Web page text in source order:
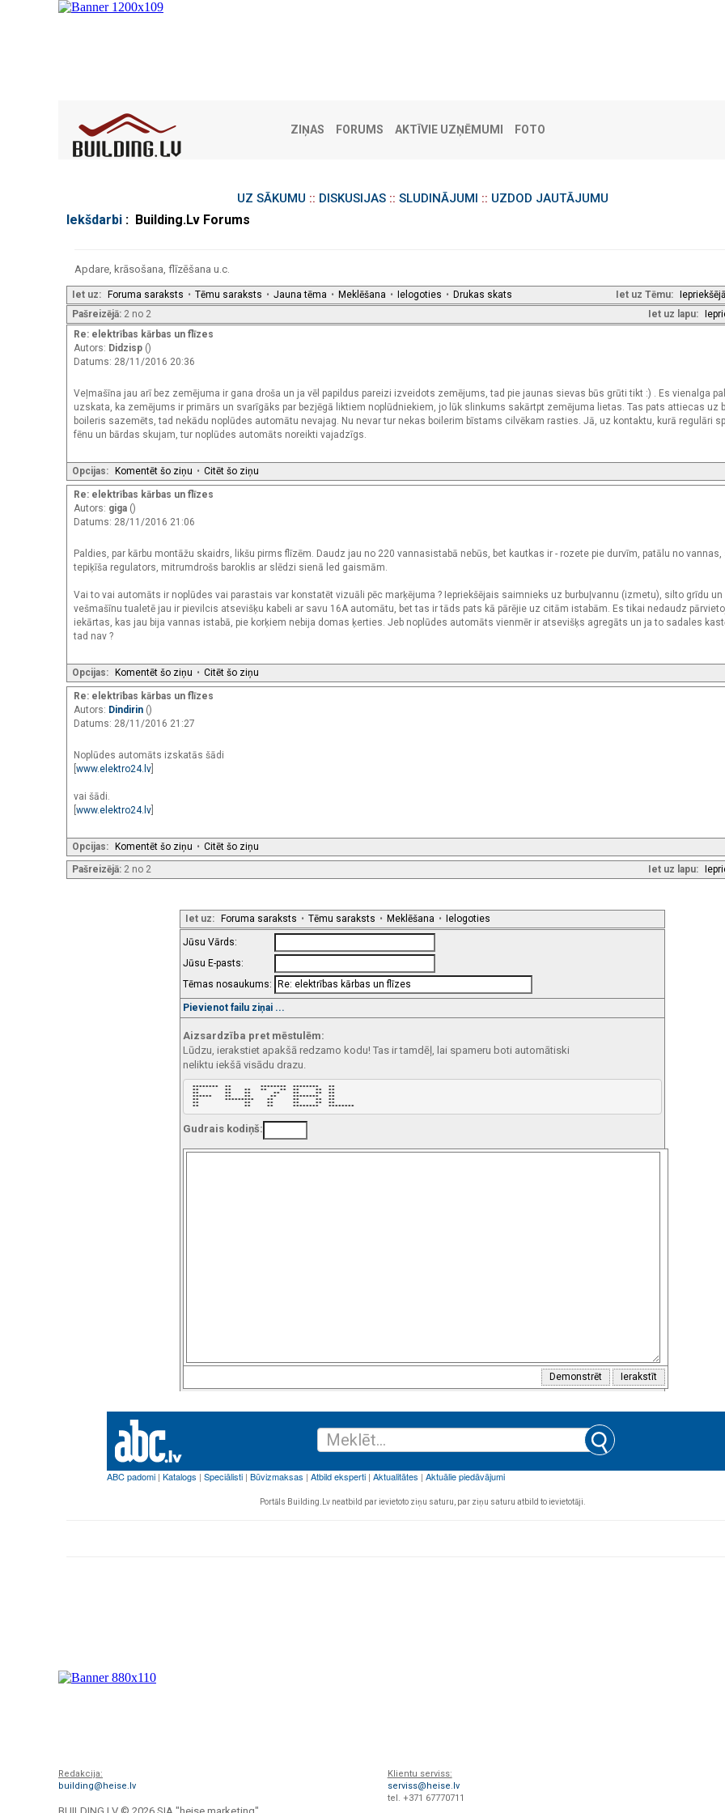
ZIŅAS FORUMS AKTĪVIE UZŅĒMUMI FOTO
UZ SĀKUMU :: DISKUSIJAS:: SLUDINĀJUMI :: UZDOD JAUTĀJUMU
Iekšdarbi : Building.Lv Forums
Apdare, krāsošana, flīzēšana u.c.
Iet uz Tēmu: Iepriekšējā
Iet uz: Foruma saraksts • Tēmu saraksts • Jauna tēma • Meklēšana • Ielogoties • Drukas skats
Iet uz lapu:
Pašreizējā: 2 no 2
Re: elektrības kārbas un flīzes
Autors: Didzisp ()
Datums: 28/11/2016 20:36
Veļmašīna jau arī bez zemējuma ir gana droša un ja vēl papildus pareizi izveidots zemējums, tad pie jaunas sievas būs grūti tikt :) . Es vienalga
uzskata, ka zemējums ir primārs un svarīgāks par bezjēgā liktiem noplūdniekiem, jo lūk slinkums sakārtpt zemējuma lietas. Tas pats attiecas uz
boileris sazemēts, tad nekādu noplūdes automātu nevajag. Nu nevar tur nekas boilerim bīstams cilvēkam rasties. Jā, uz kontaktu, kurā regulāri
fēnu un bārdas skujam, tur noplūdes automāts noreikti vajadzīgs.
Opcijas: Komentēt šo ziņu • Citēt šo ziņu
Re: elektrības kārbas un flīzes
Autors: giga ()
Datums: 28/11/2016 21:06
Paldies, par kārbu montāžu skaidrs, likšu pirms flīzēm. Daudz jau no 220 vannasistabā nebūs, bet kautkas ir - rozete pie durvīm, patālu no vannas,
tepiķīša regulators, mitrumdrošs baroklis ar slēdzi sienā led gaismām.
Vai to vai automāts ir noplūdes vai parastais var konstatēt vizuāli pēc marķējuma ? Iepriekšējais saimnieks uz burbuļvannu (izmetu), silto grīdu un
vešmašīnu tualetē jau ir pievilcis atsevišķu kabeli ar savu 16A automātu, bet tas ir tāds pats kā pārējie uz citām istabām. Es tikai nedaudz
iekārtas, kas jau bija vannas istabā, pie korķiem nebija domas ķerties. Jeb noplūdes automāts vienmēr ir atsevišķs agregāts un ja to sadales
tad nav ?
Opcijas: Komentēt šo ziņu • Citēt šo ziņu
Re: elektrības kārbas un flīzes
Autors: Dindirin ()
Datums: 28/11/2016 21:27
Noplūdes automāts izskatās šādi
www.elektro24.lv
vai šādi.
www.elektro24.lv
Opcijas: Komentēt šo ziņu • Citēt šo ziņu
Iet uz lapu:
Pašreizējā: 2 no 2
Iet uz: Foruma saraksts • Tēmu saraksts • Meklēšana • Ielogoties
Jūsu Vārds:
Jūsu E-pasts:
Tēmas nosaukums:
Pievienot failu ziņai ...
Aizsardzība pret mēstulēm:
Lūdzu, ierakstiet apakšā redzamo kodu! Tas ir tamdēļ, lai spameru boti automātiski
neliktu iekšā visādu drazu.
********  **         ********  ********   **
**        **    **   **    **  **     **  **
**        **    **       **    **     **  **
******    **    **      **     ********   **
**        *********    **      **     **  **
**              **     **      **     **  **
**              **     **      ********   ********
Gudrais kodiņš:
Portāls Building.Lv neatbild par ievietoto ziņu saturu, par ziņu saturu atbild to ievietotāji.
Redakcija:
building@heise.lv
Klientu serviss:
serviss@heise.lv
tel. +371 67770711